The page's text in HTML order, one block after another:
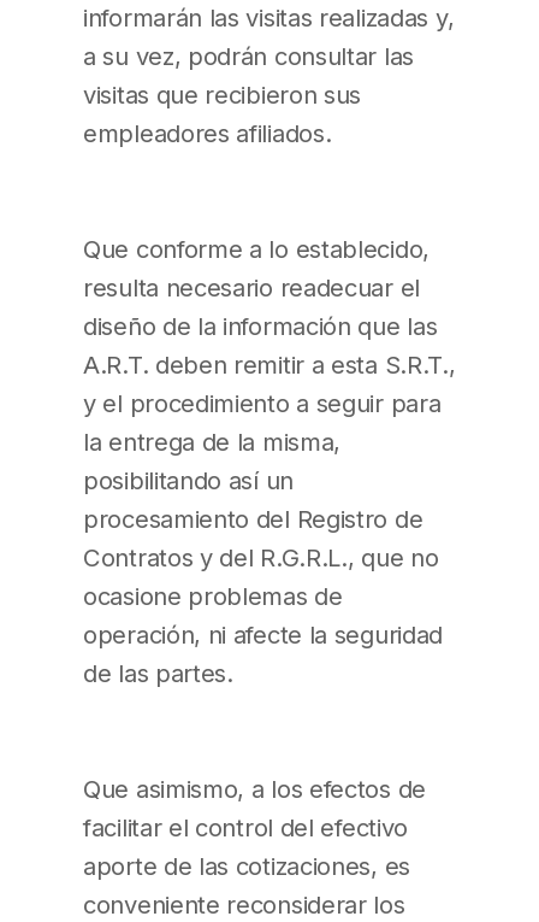
informarán las visitas realizadas y,
a su vez, podrán consultar las
visitas que recibieron sus
empleadores afiliados.
Que conforme a lo establecido,
resulta necesario readecuar el
diseño de la información que las
A.R.T. deben remitir a esta S.R.T.,
y el procedimiento a seguir para
la entrega de la misma,
posibilitando así un
procesamiento del Registro de
Contratos y del R.G.R.L., que no
ocasione problemas de
operación, ni afecte la seguridad
de las partes.
Que asimismo, a los efectos de
facilitar el control del efectivo
aporte de las cotizaciones, es
conveniente reconsiderar los